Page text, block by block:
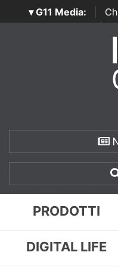
▾ G11 Media:
SecurityOpenLab |
PRODOTTI
DIGITAL LIFE